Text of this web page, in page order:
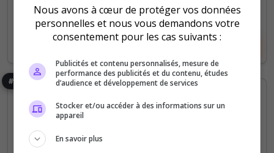
#6
Nous avons à cœur de protéger vos données
personnelles et nous vous demandons votre
consentement pour les cas suivants :
Publicités et contenu personnalisés, mesure de
performance des publicités et du contenu, études
d’audience et développement de services
Stocker et/ou accéder à des informations sur un
appareil
En savoir plus